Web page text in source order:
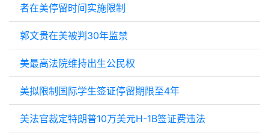
者在美停留时间实施限制
郭文贵在美被判30年监禁
美最高法院维持出生公民权
美拟限制国际学生签证停留期限至4年
美法官裁定特朗普10万美元H-1B签证费违法